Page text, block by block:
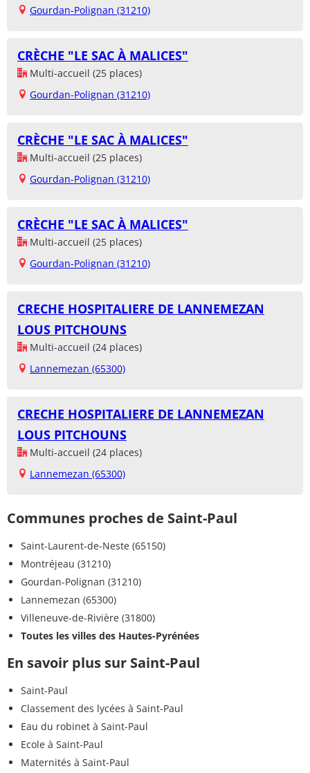
Gourdan-Polignan (31210)
CRÈCHE "LE SAC À MALICES"
Multi-accueil (25 places)
Gourdan-Polignan (31210)
CRÈCHE "LE SAC À MALICES"
Multi-accueil (25 places)
Gourdan-Polignan (31210)
CRÈCHE "LE SAC À MALICES"
Multi-accueil (25 places)
Gourdan-Polignan (31210)
CRECHE HOSPITALIERE DE LANNEMEZAN
LOUS PITCHOUNS
Multi-accueil (24 places)
Lannemezan (65300)
CRECHE HOSPITALIERE DE LANNEMEZAN
LOUS PITCHOUNS
Multi-accueil (24 places)
Lannemezan (65300)
Communes proches de Saint-Paul
Saint-Laurent-de-Neste (65150)
Montréjeau (31210)
Gourdan-Polignan (31210)
Lannemezan (65300)
Villeneuve-de-Rivière (31800)
Toutes les villes des Hautes-Pyrénées
En savoir plus sur Saint-Paul
Saint-Paul
Classement des lycées à Saint-Paul
Eau du robinet à Saint-Paul
Ecole à Saint-Paul
Maternités à Saint-Paul